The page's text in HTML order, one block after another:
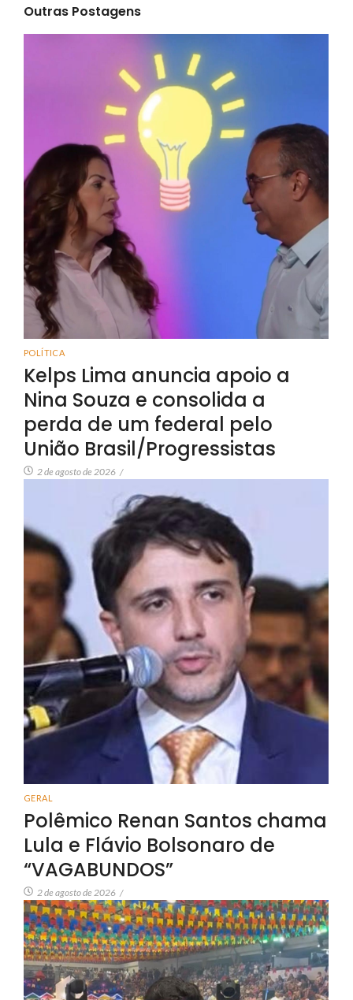
Outras Postagens
POLÍTICA
Kelps Lima anuncia apoio a
Nina Souza e consolida a
perda de um federal pelo
União Brasil/Progressistas
2 de agosto de 2026 /
GERAL
Polêmico Renan Santos chama
Lula e Flávio Bolsonaro de
“VAGABUNDOS”
2 de agosto de 2026 /